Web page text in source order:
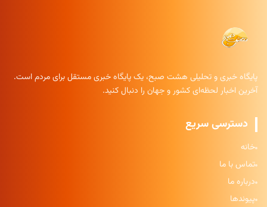
پایگاه خبری و تحلیلی هشت صبح، یک پایگاه خبری مستقل برای مردم است.
آخرین اخبار لحظه‌ای کشور و جهان را دنبال کنید.
دسترسی سریع
خانه
تماس با ما
درباره ما
پیوندها